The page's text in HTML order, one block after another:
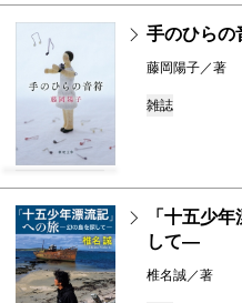
手のひらの
藤岡陽子／著
雑誌
「十五少
して―
椎名誠／著